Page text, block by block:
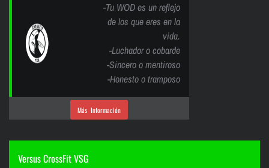
-Tu WOD es un reflejo
de los que eres en la
vida.
-Luchador o cobarde
-Sincero o mentiroso
-Honesto o tramposo
Más Información
Versus CrossFit VSG